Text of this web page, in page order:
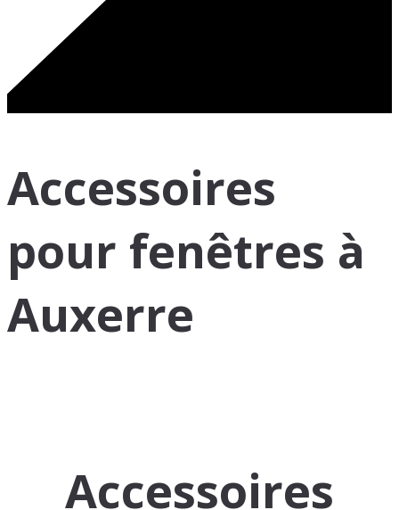
Accessoires
pour fenêtres à
Auxerre
Accessoires